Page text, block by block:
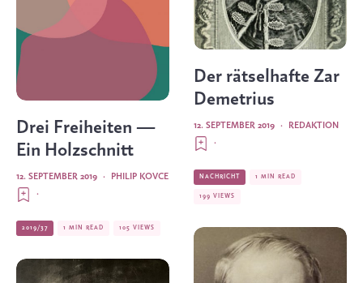
Drei Freiheiten —
Ein Holzschnitt
PHILIP KOVCE
·
12. SEPTEMBER 2019
·
2019/37 1 MIN READ 105 VIEWS
Der rätselhafte Zar
Demetrius
REDAKTION
·
12. SEPTEMBER 2019
·
NACHRICHT 1 MIN READ
199 VIEWS